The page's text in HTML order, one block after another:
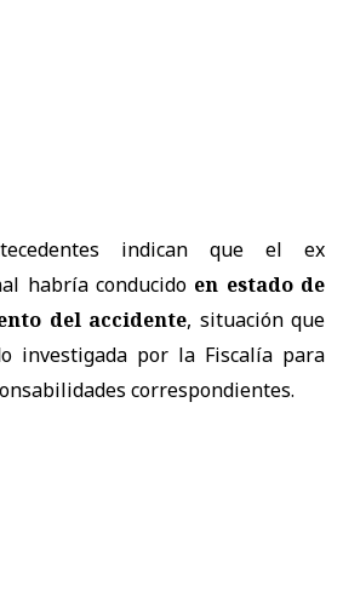
indican que el ex
habría conducido en estado de
del accidente, situación que
investigada por la Fiscalía para
correspondientes.